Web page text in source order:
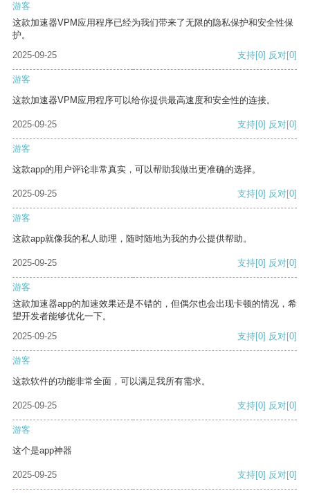
游客
这款加速器VPM应用程序已经为我们带来了无限的隐私保护和安全性保
护。
2025-09-25
支持[0] 反对[0]
游客
这款加速器VPM应用程序可以给你提供最高速度和安全性的连接。
2025-09-25 支持[0] 反对[0]
游客
这款app的用户评论非常真实，可以帮助我做出更准确的选择。
2025-09-25 支持[0] 反对[0]
游客
这款app就像我的私人助理，随时随地为我的办公提供帮助。
2025-09-25 支持[0] 反对[0]
游客
这款加速器app的加速效果还是不错的，但偶尔也会出现卡顿的情况，希
望开发者能够优化一下。
2025-09-25
支持[0] 反对[0]
游客
这款软件的功能非常全面，可以满足我所有需求。
2025-09-25 支持[0] 反对[0]
游客
这个是app神器
2025-09-25 支持[0] 反对[0]